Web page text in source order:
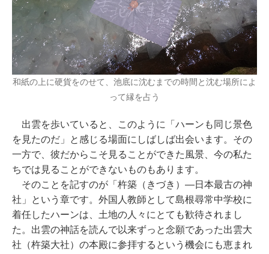
和紙の上に硬貨をのせて、池底に沈むまでの時間と沈む場所によ
って縁を占う
出雲を歩いていると、このように「ハーンも同じ景色
を見たのだ」と感じる場面にしばしば出会います。その
一方で、彼だからこそ見ることができた風景、今の私た
ちでは見ることができないものもあります。
そのことを記すのが「杵築（きづき）―日本最古の神
社」という章です。外国人教師として島根尋常中学校に
着任したハーンは、土地の人々にとても歓待されまし
た。出雲の神話を読んで以来ずっと念願であった出雲大
社（杵築大社）の本殿に参拝するという機会にも恵まれ